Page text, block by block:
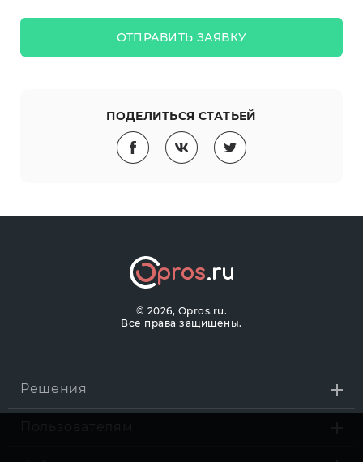
ОТПРАВИТЬ ЗАЯВКУ
ПОДЕЛИТЬСЯ СТАТЬЕЙ
© 2026, Opros.ru.
Все права защищены.
Решения